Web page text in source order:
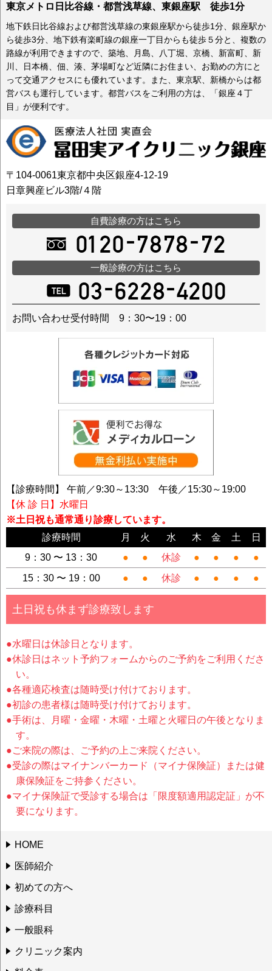
東京メトロ日比谷線・都営浅草線、東銀座駅 徒歩1分
地下鉄日比谷線および都営浅草線の東銀座駅から徒歩1分、銀座駅か
ら徒歩3分、地下鉄有楽町線の銀座一丁目からも徒歩５分と、複数の
路線が利用できますので、築地、月島、八丁堀、京橋、新富町、新
川、日本橋、佃、湊、茅場町など近隣にお住まい、お勤めの方にと
って交通アクセスにも優れています。また、東京駅、新橋からは都
営バスも運行しています。都営バスをご利用の方は、「銀座４丁
目」が便利です。
〒104-0061東京都中央区銀座4-12-19
日章興産ビル3階/４階
自費診療の方はこちら
一般診療の方はこちら
お問い合わせ受付時間 9：30〜19：00
【診療時間】 午前／9:30～13:30 午後／15:30～19:00
【休 診 日】水曜日
※土日祝も通常通り診療しています。
診療時間
月 火 水 木 金 土
日
9：30 〜 13：30
● ● 休診 ● ● ●
●
15：30 〜 19：00
● ● 休診 ● ● ● ●
土日祝も休まず診療致します
●水曜日は休診日となります。
●休診日はネット予約フォームからのご予約をご利用くださ
い。
●各種適応検査は随時受け付けております。
●初診の患者様は随時受け付けております。
●手術は、月曜・金曜・木曜・土曜と火曜日の午後となりま
す。
●ご来院の際は、ご予約の上ご来院ください。
●受診の際はマイナンバーカード（マイナ保険証）または健
康保険証をご持参ください。
●マイナ保険証で受診する場合は「限度額適用認定証」が不
要になります。
HOME
医師紹介
初めての方へ
診療科目
一般眼科
クリニック案内